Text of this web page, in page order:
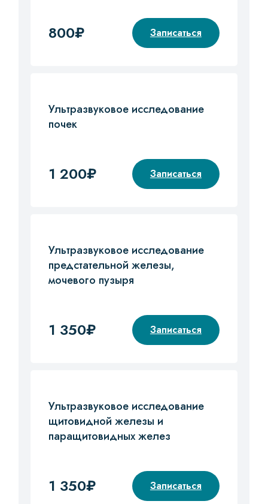
800₽ Записаться
Ультразвуковое исследование
почек
1 200₽ Записаться
Ультразвуковое исследование
предстательной железы,
мочевого пузыря
1 350₽ Записаться
Ультразвуковое исследование
щитовидной железы и
паращитовидных желез
1 350₽ Записаться